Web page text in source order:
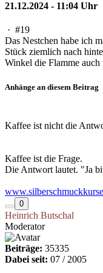
21.12.2024 - 11:04 Uhr
· #19
Das Nestchen habe ich
Stück ziemlich nach
Winkel die Flamme auch
Anhänge an diesem Beitrag
Kaffee ist nicht die
Kaffee ist die Frage.
Die Antwort lautet. "Ja
0
Heinrich Butschal
Moderator
Beiträge: 35335
Dabei seit: 07 / 2005